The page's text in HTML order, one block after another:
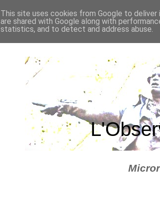
This site uses cookies from Google to
are shared with Google along with
statistics, and to detect and address abuse.